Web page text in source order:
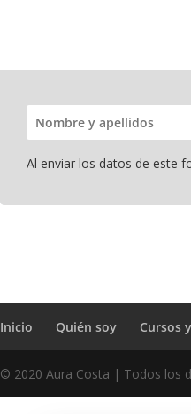
Al enviar los datos de este
Inicio Quién soy Cursos
© 2020 Aura Costa | Todos los